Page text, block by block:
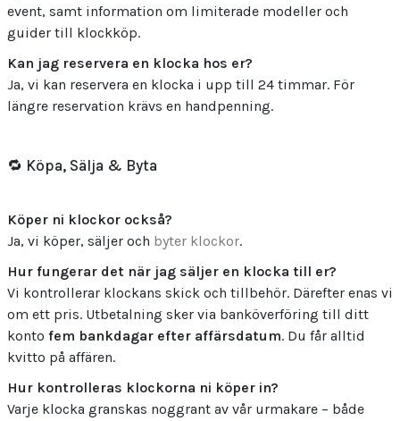
event, samt information om limiterade modeller och
guider till klockköp.
Kan jag reservera en klocka hos er?
Ja, vi kan reservera en klocka i upp till 24 timmar. För
längre reservation krävs en handpenning.
🔁 Köpa, Sälja & Byta
Köper ni klockor också?
Ja, vi köper, säljer och byter klockor.
Hur fungerar det när jag säljer en klocka till er?
Vi kontrollerar klockans skick och tillbehör. Därefter enas vi
om ett pris. Utbetalning sker via banköverföring till ditt
konto fem bankdagar efter affärsdatum. Du får alltid
kvitto på affären.
Hur kontrolleras klockorna ni köper in?
Varje klocka granskas noggrant av vår urmakare – både